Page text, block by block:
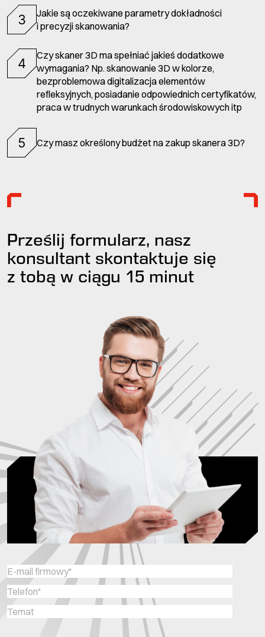
3
Jakie są oczekiwane parametry dokładności
i precyzji skanowania?
4
Czy skaner 3D ma spełniać jakieś dodatkowe
wymagania? Np. skanowanie 3D w kolorze,
bezproblemowa digitalizacja elementów
refleksyjnych, posiadanie odpowiednich certyfikatów,
praca w trudnych warunkach środowiskowych itp
5 Czy masz określony budżet na zakup skanera 3D?
Prześlij formularz, nasz
konsultant skontaktuje się
z tobą w ciągu 15 minut